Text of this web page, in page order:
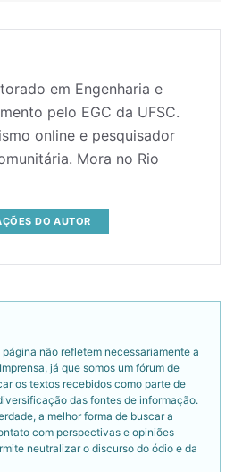
em Engenharia e
pelo EGC da UFSC.
online e pesquisador
Mora no Rio
DO AUTOR
não refletem necessariamente a
já que somos um fórum de
os textos recebidos como parte de
das fontes de informação.
a melhor forma de buscar a
com perspectivas e opiniões
neutralizar o discurso do ódio e da